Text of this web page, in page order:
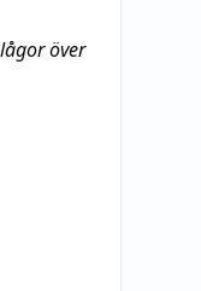
över